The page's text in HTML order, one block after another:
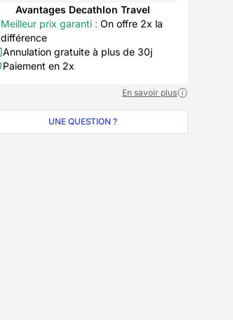
Avantages Decathlon Travel
Meilleur prix garanti : On offre 2x la
différence
Annulation gratuite à plus de 30j
Paiement en 2x
En savoir plus
UNE QUESTION ?